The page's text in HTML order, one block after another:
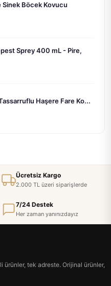
Sinek Böcek Kovucu
Sprey 400 mL - Pire,
Haşere Fare Ko...
Ücretsiz Kargo
2.000 TL üzeri siparişlerde
7/24 Destek
Her zaman yanınızdayız
tek adreste. Orijinal ürünler,